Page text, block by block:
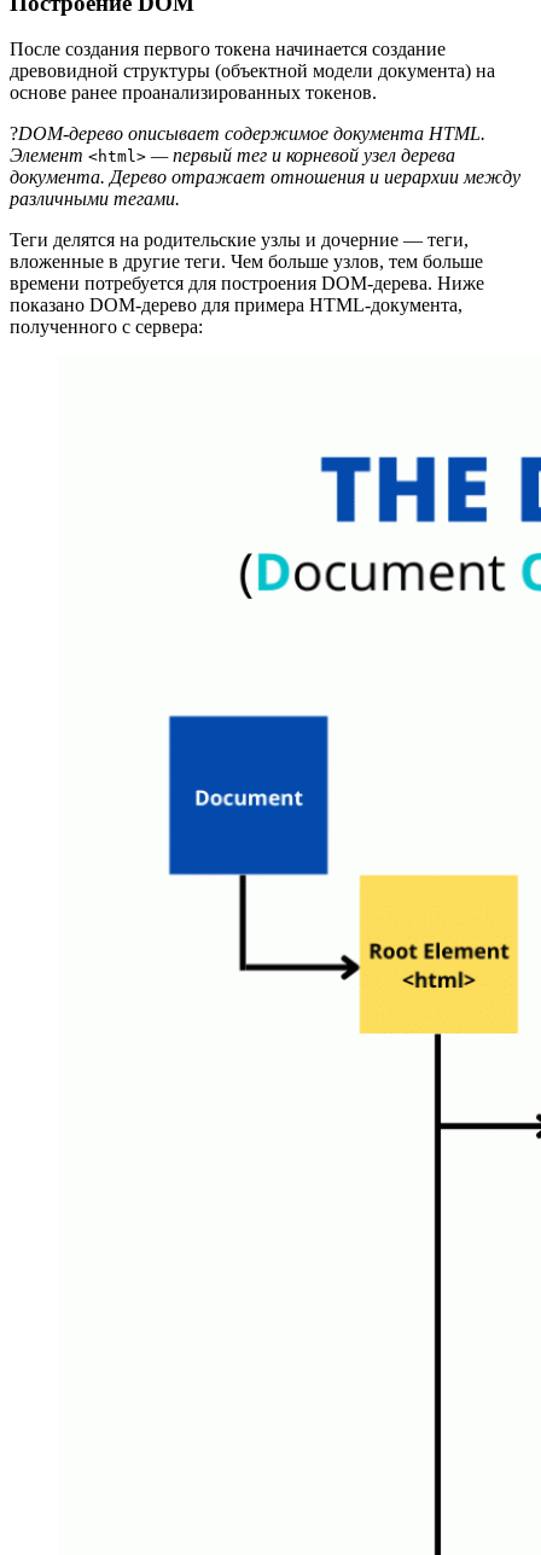
После создания первого токена начинается создание
древовидной структуры (объектной модели документа) на
основе ранее проанализированных токенов.
?DOM-дерево описывает содержимое документа HTML.
Элемент <html> — первый тег и корневой узел дерева
документа. Дерево отражает отношения и иерархии между
различными тегами.
Теги делятся на родительские узлы и дочерние — теги,
вложенные в другие теги. Чем больше узлов, тем больше
времени потребуется для построения DOM-дерева. Ниже
показано DOM-дерево для примера HTML-документа,
полученного с сервера: